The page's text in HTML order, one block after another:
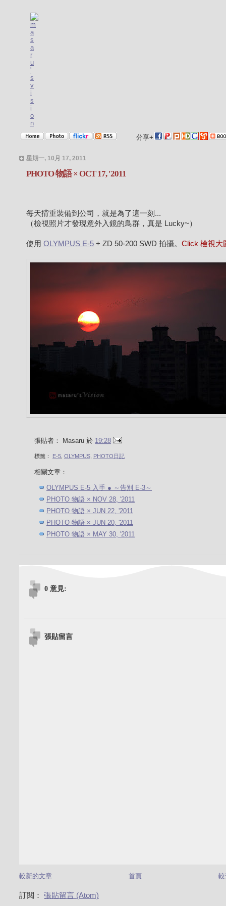
分享+
星期一, 10月 17, 2011
PHOTO 物語 × OCT 17, '2011
每天揹重裝備到公司，就是為了這一刻...
（檢視照片才發現意外入鏡的鳥群，真是 Lucky~）
使用 OLYMPUS E-5 + ZD 50-200 SWD 拍攝。 Click 檢視大
張貼者： Masaru 於 19:28
標籤： E-5, OLYMPUS, PHOTO日記
相關文章：
OLYMPUS E-5 入手 ● ～告別 E-3～
PHOTO 物語 × NOV 28, '2011
PHOTO 物語 × JUN 22, '2011
PHOTO 物語 × JUN 20, '2011
PHOTO 物語 × MAY 30, '2011
0 意見:
張貼留言
較新的文章 首頁
訂閱： 張貼留言 (Atom)